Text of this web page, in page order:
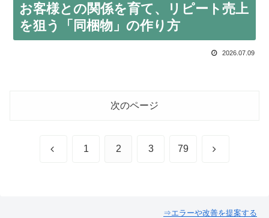
お客様との関係を育て、リピート売上
を狙う「同梱物」の作り方
2026.07.09
次のページ
前 1 2 3 79 次
⇒エラーや改善を提案する